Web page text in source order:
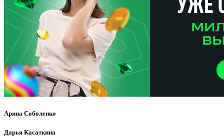
Арина Соболенко
Дарья Касаткина